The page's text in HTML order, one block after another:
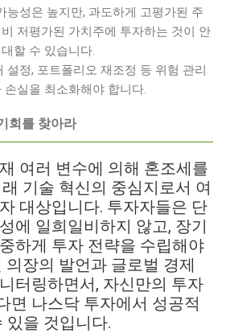
능성은 높지만, 과도하게 고평가된 주
저평가된 가치주에 투자하는 것이 안
할 수 있습니다.
설정, 포트폴리오 재조정 등 위험 관리
손실을 최소화해야 합니다.
회를 찾아라
여러 변수에 의해 혼조세를
기술 혁신의 중심지로서 여
대상입니다. 투자자들은 단
에 일희일비하지 않고, 장기
하게 투자 전략을 수립해야
의장의 발언과 글로벌 경제
터링하면서, 자신만의 투자
면 나스닥 투자에서 성공적
있을 것입니다.